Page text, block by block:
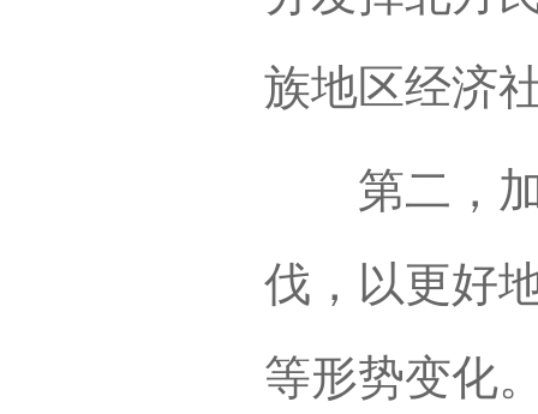
族地区经济
第二，加
伐，以更好
等形势变化